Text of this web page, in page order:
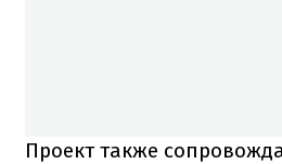
Проект также